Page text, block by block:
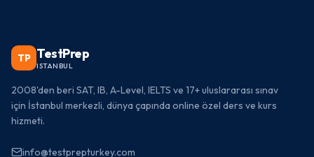
TP TestPrep
ISTANBUL
2008'den beri SAT, IB, A-Level, IELTS ve 17+ uluslararası sınav
için İstanbul merkezli, dünya çapında online özel ders ve kurs
hizmeti.
info@testprepturkey.com